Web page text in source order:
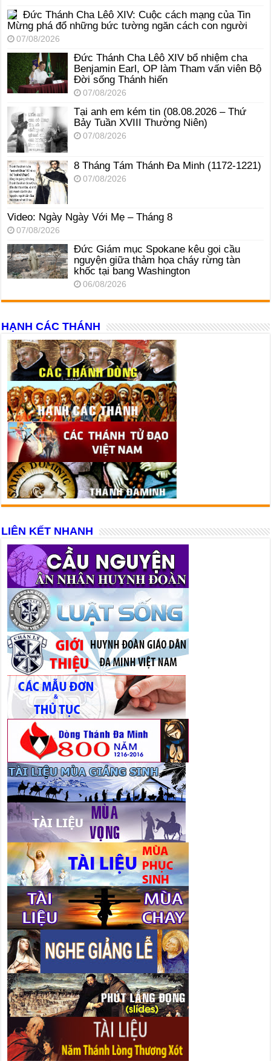
Đức Thánh Cha Lêô XIV: Cuộc cách mạng của Tin
Mừng phá đổ những bức tường ngăn cách con người
07/08/2026
Đức Thánh Cha Lêô XIV bổ nhiệm cha
Benjamin Earl, OP làm Tham vấn viên Bộ
Đời sống Thánh hiến
07/08/2026
Tại anh em kém tin (08.08.2026 – Thứ
Bảy Tuần XVIII Thường Niên)
07/08/2026
8 Tháng Tám Thánh Ða Minh (1172-1221)
07/08/2026
Video: Ngày Ngày Với Mẹ – Tháng 8
07/08/2026
Đức Giám mục Spokane kêu gọi cầu
nguyện giữa thảm họa cháy rừng tàn
khốc tại bang Washington
06/08/2026
HẠNH CÁC THÁNH
LIÊN KẾT NHANH